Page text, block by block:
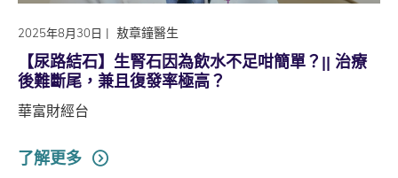
2025年8月30日 | 敖章鐘醫生
【尿路結石】生腎石因為飲水不足咁簡單？|| 治療
後難斷尾，兼且復發率極高？
華富財經台
了解更多